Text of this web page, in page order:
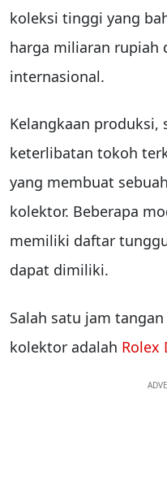
koleksi tinggi yang
harga miliaran rupiah
internasional.
Kelangkaan produksi,
keterlibatan tokoh
yang membuat
kolektor. Beberapa
memiliki daftar
dapat dimiliki.
Salah satu jam
kolektor adalah Rolex